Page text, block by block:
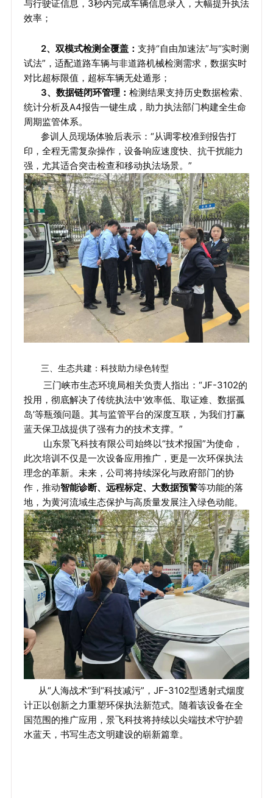
与行驶证信息，3秒内完成车辆信息录入，大幅提升执法
效率；
2、双模式检测全覆盖： 支持“自由加速法”与“实时测
试法”，适配道路车辆与非道路机械检测需求，数据实时
对比超标限值，超标车辆无处遁形；
3、数据链闭环管理： 检测结果支持历史数据检索、
统计分析及A4报告一键生成，助力执法部门构建全生命
周期监管体系。
参训人员现场体验后表示：“从调零校准到报告打
印，全程无需复杂操作，设备响应速度快、抗干扰能力
强，尤其适合突击检查和移动执法场景。”
三、生态共建：科技助力绿色转型
三门峡市生态环境局相关负责人指出：“JF-3102的
投用，彻底解决了传统执法中‘效率低、取证难、数据孤
岛’等瓶颈问题。其与监管平台的深度互联，为我们打赢
蓝天保卫战提供了强有力的技术支撑。”
山东景飞科技有限公司始终以“技术报国”为使命，
此次培训不仅是一次设备应用推广，更是一次环保执法
理念的革新。未来，公司将持续深化与政府部门的协
作，推动智能诊断、远程标定、大数据预警等功能的落
地，为黄河流域生态保护与高质量发展注入绿色动能。
从“人海战术”到“科技减污”，JF-3102型透射式烟度
计正以创新之力重塑环保执法新范式。随着该设备在全
国范围的推广应用，景飞科技将持续以尖端技术守护碧
水蓝天，书写生态文明建设的崭新篇章。